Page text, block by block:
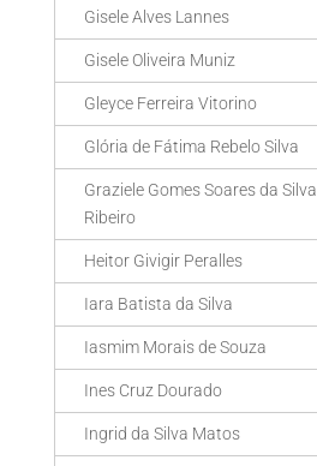
Gisele Alves Lannes
Gisele Oliveira Muniz
Gleyce Ferreira Vitorino
Glória de Fátima Rebelo Silva
Graziele Gomes Soares da Silva
Ribeiro
Heitor Givigir Peralles
Iara Batista da Silva
Iasmim Morais de Souza
Ines Cruz Dourado
Ingrid da Silva Matos